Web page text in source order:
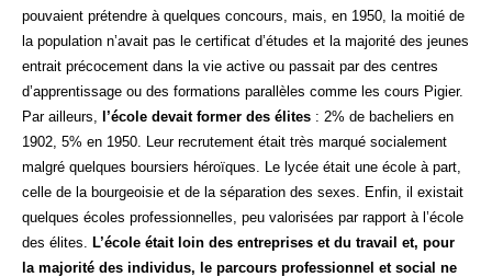
pouvaient prétendre à quelques concours, mais, en 1950, la moitié de
la population n’avait pas le certificat d’études et la majorité des jeunes
entrait précocement dans la vie active ou passait par des centres
d’apprentissage ou des formations parallèles comme les cours Pigier.
Par ailleurs,
l’école devait former des élites : 2% de bacheliers en
1902, 5% en 1950. Leur recrutement était très marqué socialement
malgré quelques boursiers héroïques. Le lycée était une école à part,
celle de la bourgeoisie et de la séparation des sexes. Enfin, il existait
quelques écoles professionnelles, peu valorisées par rapport à l’école
des élites.
L’école était loin des entreprises et du travail et, pour
la majorité des individus, le parcours professionnel et social ne